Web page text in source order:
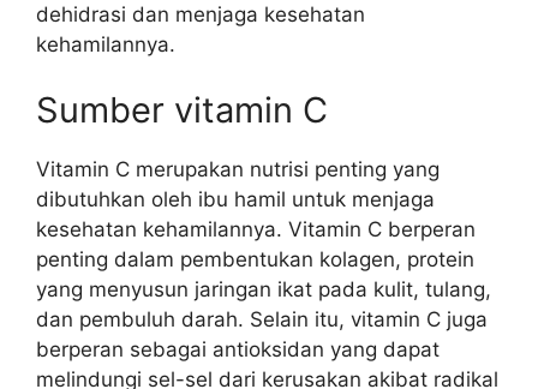
dehidrasi dan menjaga kesehatan
kehamilannya.
Sumber vitamin C
Vitamin C merupakan nutrisi penting yang
dibutuhkan oleh ibu hamil untuk menjaga
kesehatan kehamilannya. Vitamin C berperan
penting dalam pembentukan kolagen, protein
yang menyusun jaringan ikat pada kulit, tulang,
dan pembuluh darah. Selain itu, vitamin C juga
berperan sebagai antioksidan yang dapat
melindungi sel-sel dari kerusakan akibat radikal